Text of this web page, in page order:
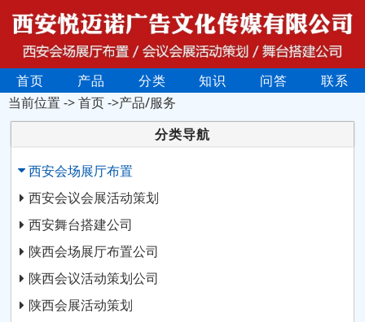
首页 产品 分类 知识 问答
联系
当前位置 ->首页->产品/服务
分类导航
西安会场展厅布置
西安会议会展活动策划
西安舞台搭建公司
陕西会场展厅布置公司
陕西会议活动策划公司
陕西会展活动策划